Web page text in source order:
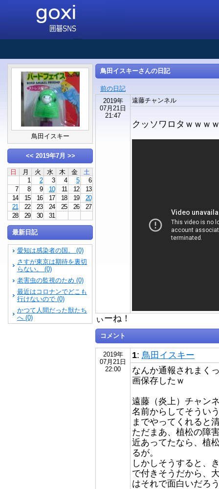
鳥田イスキー
<< 2019年7月 >>
日 月 火 水 木 金
土
1
2 3 4 5
6
7
8 9 10 11 12
13
14
15 16 17 18 19
20
21
22 23 24 25 26
27
28
29 30 31
最新日記
愛知は感染者の国。 (0)
さすが東京は期待を裏切
らない。 (0)
老害虫の監視のため (0)
最近はコロナンでどこも
行けないので (0)
かつて人間だった獣たち
へ (0)
鳥田イスキーさんの日記
前の日記
2019年
07月21日
21:47
遠藤チャンネル
クッソワロタｗｗｗ
ぃーね！
コメント
2019年
07月21日
22:00
1: 鳥田イスキー
なんか通報されまく
画保存したｗ
遠藤（炎上）チャン
名前からしてそうい
までやってくれると
ただまあ、植松の障
近あってたなら、植
るが。
しかしそうすると、
で付きそうだから、
はそれで面白いだろ